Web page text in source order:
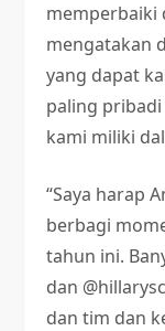
memperbaiki
mengatakan
yang dapat
paling
kami miliki
“Saya harap
berbagi
tahun ini.
dan
dan tim dan